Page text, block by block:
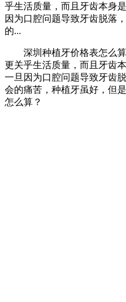
乎生活质量，而且牙齿本身
因为口腔问题导致牙齿脱落
的...
深圳种植牙价格表怎么算
更关乎生活质量，而且牙齿
一旦因为口腔问题导致牙齿
会的痛苦，种植牙虽好，但
怎么算？